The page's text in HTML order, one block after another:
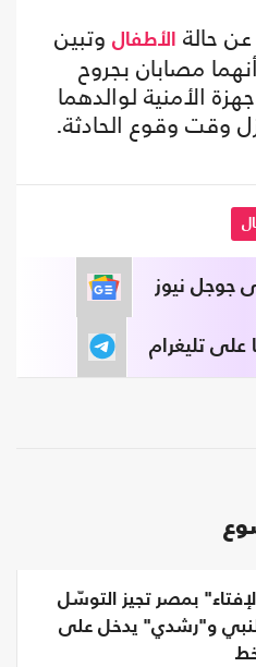
حالة
الأطفال وتبين
مصابان بجروح
الأمنية لوالدهما
وقت وقوع الحادثة.
جوجل نيوز
على تليغرام
بمصر تجيز التوسّل
و"رشدي" يدخل على